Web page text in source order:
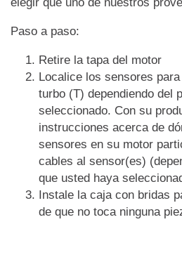
elegir que uno de nuestros
Paso a paso:
Retire la tapa del motor
Localice los sensores
turbo (T) dependiendo del
seleccionado. Con su
instrucciones acerca de
sensores en su motor
cables al sensor(es)
que usted haya
Instale la caja con bridas
de que no toca ninguna